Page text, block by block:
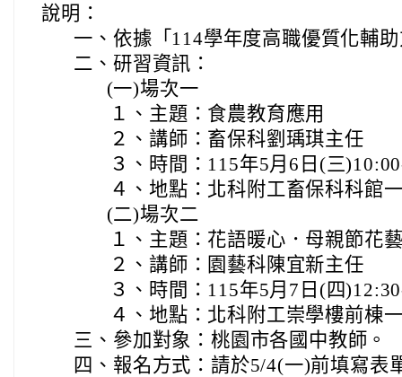
說明：
一、 依據「114學年度高職優質化輔
二、 研習資訊：
(一)場次一
１、 主題：食農教育應用
２、 講師：畜保科劉瑀琪主任
３、 時間：115年5月6日(三
４、 地點：北科附工畜保科科館
(二)場次二
１、 主題：花語暖心．母親節花
２、 講師：園藝科陳宜新主任
３、 時間：115年5月7日(四
４、 地點：北科附工崇學樓前棟
三、 參加對象：桃園市各國中教師。
四、 報名方式：請於5/4(一)前填寫表